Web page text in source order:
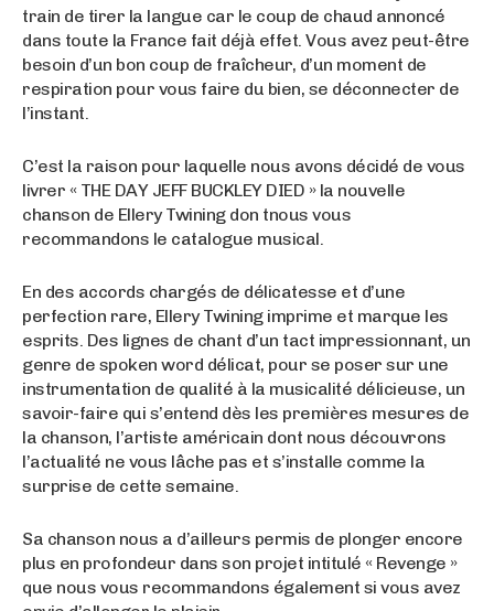
train de tirer la langue car le coup de chaud annoncé
dans toute la France fait déjà effet. Vous avez peut-être
besoin d’un bon coup de fraîcheur, d’un moment de
respiration pour vous faire du bien, se déconnecter de
l’instant.
C’est la raison pour laquelle nous avons décidé de vous
livrer « THE DAY JEFF BUCKLEY DIED » la nouvelle
chanson de Ellery Twining don tnous vous
recommandons le catalogue musical.
En des accords chargés de délicatesse et d’une
perfection rare, Ellery Twining imprime et marque les
esprits. Des lignes de chant d’un tact impressionnant, un
genre de spoken word délicat, pour se poser sur une
instrumentation de qualité à la musicalité délicieuse, un
savoir-faire qui s’entend dès les premières mesures de
la chanson, l’artiste américain dont nous découvrons
l’actualité ne vous lâche pas et s’installe comme la
surprise de cette semaine.
Sa chanson nous a d’ailleurs permis de plonger encore
plus en profondeur dans son projet intitulé « Revenge »
que nous vous recommandons également si vous avez